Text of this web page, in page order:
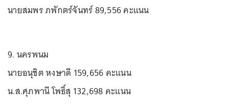
นายสมพร ภพักตร์จันทร์ 89,556 คะแนน
9. นครพนม
นายอนุชิต หงษาดี 159,656 คะแนน
น.ส.ศุภพานี โพธิ์สุ 132,698 คะแนน